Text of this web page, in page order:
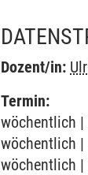
Dozent/in:
Termin:
wöchentlich |
wöchentlich |
wöchentlich |